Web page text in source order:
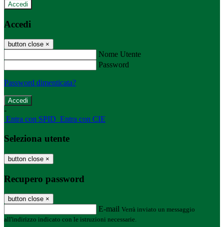
Accedi
Accedi
button close ×
Nome Utente
Password
Password dimenticata?
-
Entra con SPID Entra con CIE
Seleziona utente
button close ×
Recupero password
button close ×
E-mail Verrà inviato un messaggio
all'indirizzo indicato con le istruzioni necessarie.